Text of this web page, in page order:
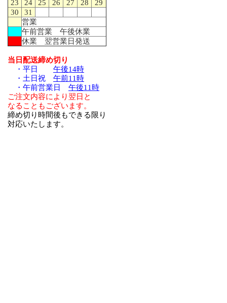
23
24 25 26 27 28
29
30
31
営業
午前営業 午後休業
休業 翌営業日発送
当日配送締め切り
・平日 午後14時
・土日祝 午前11時
・午前営業日 午後11時
ご注文内容により翌日と
なることもございます。
締め切り時間後もできる限り
対応いたします。